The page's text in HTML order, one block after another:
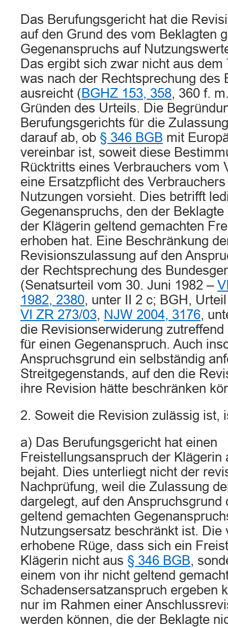
Das Berufungsgericht hat die
auf den Grund des vom Beklagten
Gegenanspruchs auf
Das ergibt sich zwar nicht aus dem
was nach der Rechtsprechung des
ausreicht (BGHZ 153, 358, 360 f.
Gründen des Urteils. Die
Berufungsgerichts für die
darauf ab, ob § 346 BGB mit
vereinbar ist, soweit diese
Rücktritts eines Verbrauchers vom
eine Ersatzpflicht des
Nutzungen vorsieht. Dies betrifft
Gegenanspruchs, den der
der Klägerin geltend gemachten
erhoben hat. Eine Beschränkung
Revisionszulassung auf den
der Rechtsprechung des
(Senatsurteil vom 30. Juni 1982 –
1982, 2380, unter II 2 c; BGH,
VI ZR 273/03, NJW 2004, 3176,
die Revisionserwiderung
für einen Gegenanspruch. Auch
Anspruchsgrund ein selbständig
Streitgegenstands, auf den die
ihre Revision hätte beschränken
2. Soweit die Revision zulässig ist,
a) Das Berufungsgericht hat einen
Freistellungsanspruch der
bejaht. Dies unterliegt nicht der
Nachprüfung, weil die Zulassung
dargelegt, auf den Anspruchsgrund
geltend gemachten
Nutzungsersatz beschränkt ist. Die
erhobene Rüge, dass sich ein
Klägerin nicht aus § 346 BGB,
einem von ihr nicht geltend
Schadensersatzanspruch ergeben
nur im Rahmen einer
werden können, die der Beklagte